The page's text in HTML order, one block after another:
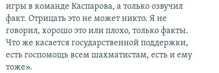
игры в команде Каспарова, а только озвучил
факт. Отрицать это не может никто. Я не
говорил, хорошо это или плохо, только факты.
Что же касается государственной поддержки,
есть госпомощь всем шахматистам, есть и ему
тоже».